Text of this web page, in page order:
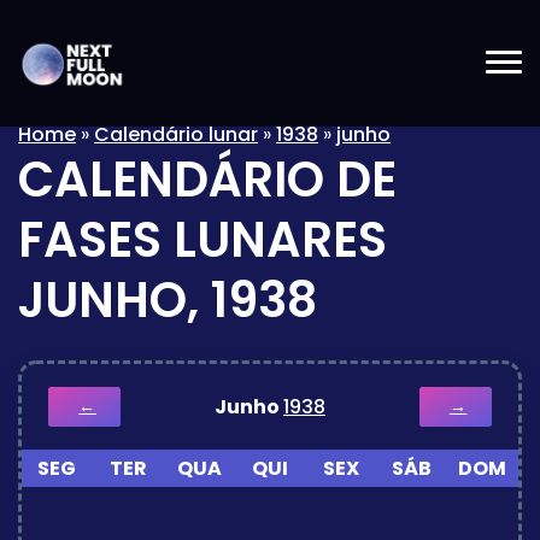
Home»Calendário lunar»1938»junho
CALENDÁRIO DE
FASES LUNARES
JUNHO, 1938
← Junho1938 →
SEG TER QUA QUI SEX SÁB DOM